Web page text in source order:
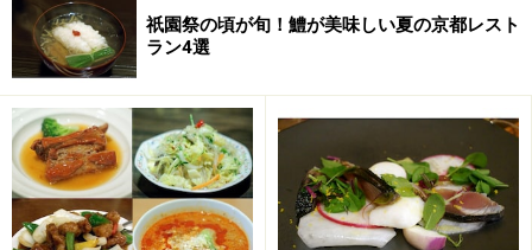
祇園祭の頃が旬！鱧が美味しい夏の京都レスト
ラン4選